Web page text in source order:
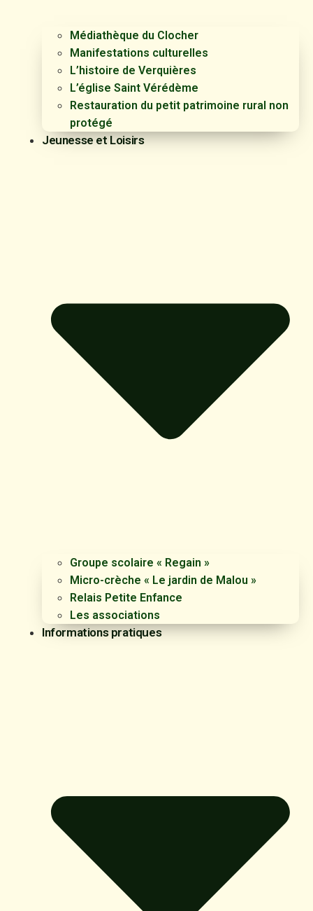
Médiathèque du Clocher
Manifestations culturelles
L’histoire de Verquières
L’église Saint Vérédème
Restauration du petit patrimoine rural non
protégé
Jeunesse et Loisirs
Groupe scolaire « Regain »
Micro-crèche « Le jardin de Malou »
Relais Petite Enfance
Les associations
Informations pratiques